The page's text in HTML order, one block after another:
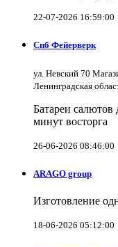
22-07-2026 16:59:00
Спб Фейерверк
ул. Невский 70
Ленинградская
Батареи салютов
минут восторга
26-06-2026 08:46:00
ARAGO group
Изготовление
18-06-2026 05:12:00